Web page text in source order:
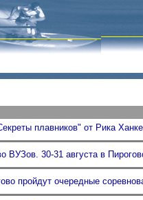
плавников" от Рика
ВУЗов. 30-31 августа в
пройдут очередные